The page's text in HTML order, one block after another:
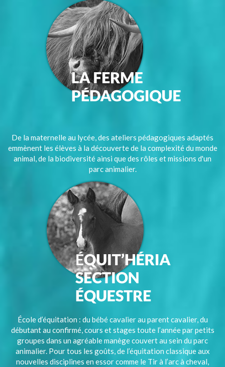
De la maternelle au lycée, des ateliers pédagogiques adaptés
emmènent les élèves à la découverte de la complexité du monde
animal, de la biodiversité ainsi que des rôles et missions d'un
parc animalier.
École d’équitation : du bébé cavalier au parent cavalier, du
débutant au confirmé, cours et stages toute l’année par petits
groupes dans un agréable manège couvert au sein du parc
animalier. Pour tous les goûts, de l’équitation classique aux
nouvelles disciplines en essor comme le Tir à l’arc à cheval,